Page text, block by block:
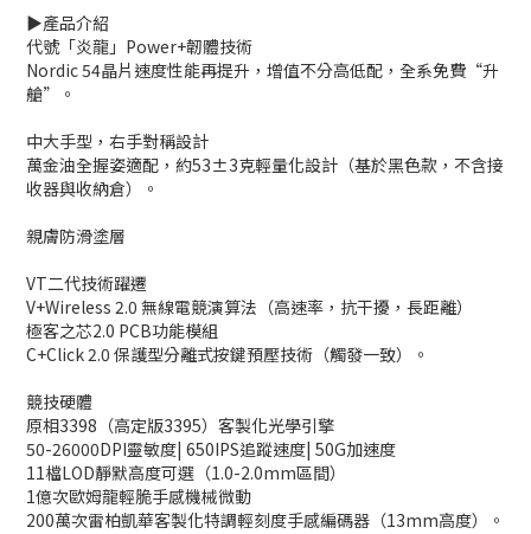
▶️產品介紹
代號「炎龍」Power+韌體技術
Nordic 54晶片速度性能再提升，增值不分高低配，全系免費“升
艙”。
中大手型，右手對稱設計
萬金油全握姿適配，約53±3克輕量化設計（基於黑色款，不含接
收器與收納倉）。
親膚防滑塗層
VT二代技術躍遷
V+Wireless 2.0 無線電競演算法（高速率，抗干擾，長距離）
極客之芯2.0 PCB功能模組
C+Click 2.0 保護型分離式按鍵預壓技術（觸發一致）。
競技硬體
原相3398（高定版3395）客製化光學引擎
50-26000DPI靈敏度| 650IPS追蹤速度| 50G加速度
11檔LOD靜默高度可選（1.0-2.0mm區間）
1億次歐姆龍輕脆手感機械微動
200萬次雷柏凱華客製化特調輕刻度手感編碼器（13mm高度）。